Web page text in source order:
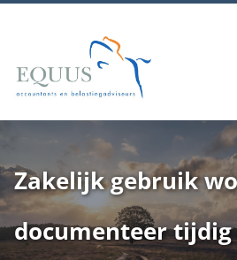
Zakelijk gebruik
documenteer